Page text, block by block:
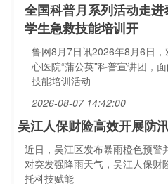
全国科普月系列活动走
学生急救技能培训开
鲁网8月7日讯2026年8月6日
心医院“蒲公英”科普宣讲团，
技能培训活动
2026-08-07 14:42:00
吴江人保财险高效开展防
近日，吴江区发布暴雨橙色预警
对突发强降雨天气，吴江人保财
托科技赋能